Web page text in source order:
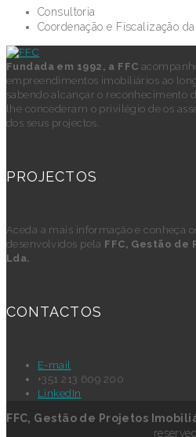
Consultoria
Coordenação e Fiscalização
Fundada em 1992, a FFC
empreendimentos imobiliários ao
sabendo alcançar o reconhecimento
lhe concederam o privilégio de os
dos seus projectos.
PROJECTOS
Aceda a mais informação e conheça
desenvolvidos pela FFC, Gestão
Lda.
CONTACTOS
E-mail
+351 213 609 200
LinkedIn
FFC, Gestão de Projetos
reserved